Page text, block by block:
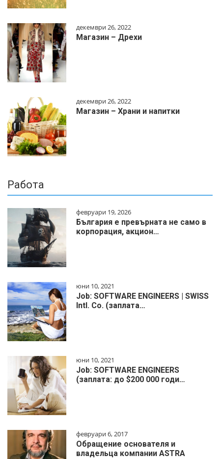
декември 26, 2022
Магазин – Дрехи
декември 26, 2022
Магазин – Храни и напитки
Работа
февруари 19, 2026
България е превърната не само в
корпорация, акцион…
юни 10, 2021
Job: SOFTWARE ENGINEERS | SWISS
Intl. Co. (заплата…
юни 10, 2021
Job: SOFTWARE ENGINEERS
(заплата: до $200 000 годи…
февруари 6, 2017
Обращение основателя и
владельца компании ASTRA